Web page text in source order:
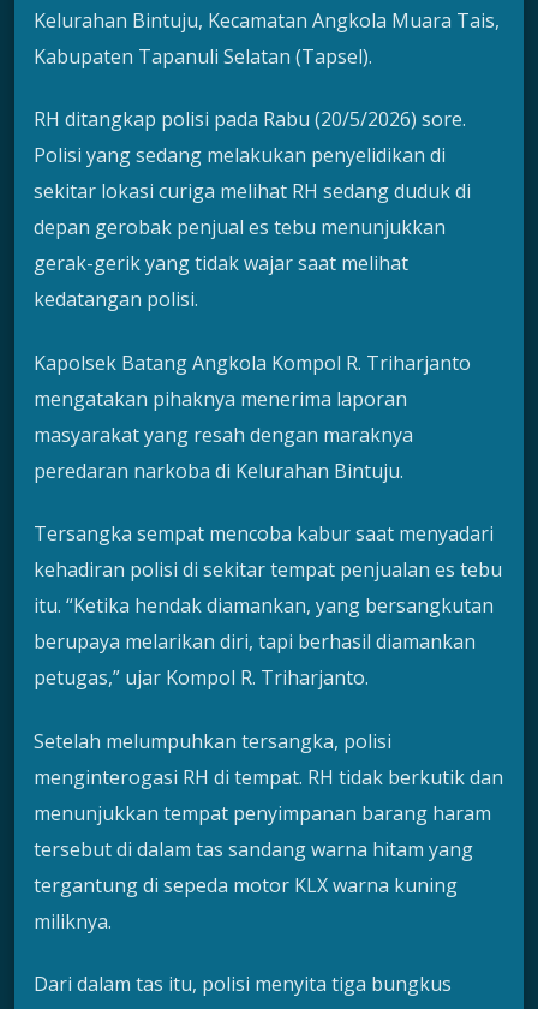
Kelurahan Bintuju, Kecamatan Angkola Muara Tais,
Kabupaten Tapanuli Selatan (Tapsel).
RH ditangkap polisi pada Rabu (20/5/2026) sore.
Polisi yang sedang melakukan penyelidikan di
sekitar lokasi curiga melihat RH sedang duduk di
depan gerobak penjual es tebu menunjukkan
gerak-gerik yang tidak wajar saat melihat
kedatangan polisi.
Kapolsek Batang Angkola Kompol R. Triharjanto
mengatakan pihaknya menerima laporan
masyarakat yang resah dengan maraknya
peredaran narkoba di Kelurahan Bintuju.
Tersangka sempat mencoba kabur saat menyadari
kehadiran polisi di sekitar tempat penjualan es tebu
itu. “Ketika hendak diamankan, yang bersangkutan
berupaya melarikan diri, tapi berhasil diamankan
petugas,” ujar Kompol R. Triharjanto.
Setelah melumpuhkan tersangka, polisi
menginterogasi RH di tempat. RH tidak berkutik dan
menunjukkan tempat penyimpanan barang haram
tersebut di dalam tas sandang warna hitam yang
tergantung di sepeda motor KLX warna kuning
miliknya.
Dari dalam tas itu, polisi menyita tiga bungkus